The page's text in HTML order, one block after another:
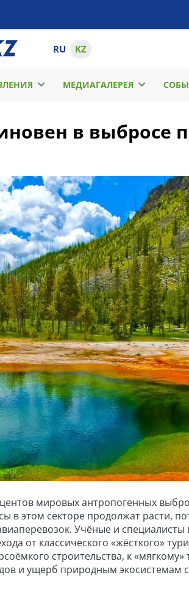
RU KZ
МЕДИАГАЛЕРЕЯ
в выбросе
мировых антропогенных
в этом секторе продолжат расти,
Учёные и
от классического «жёсткого»
строительства, к
и ущерб природным экосистемам